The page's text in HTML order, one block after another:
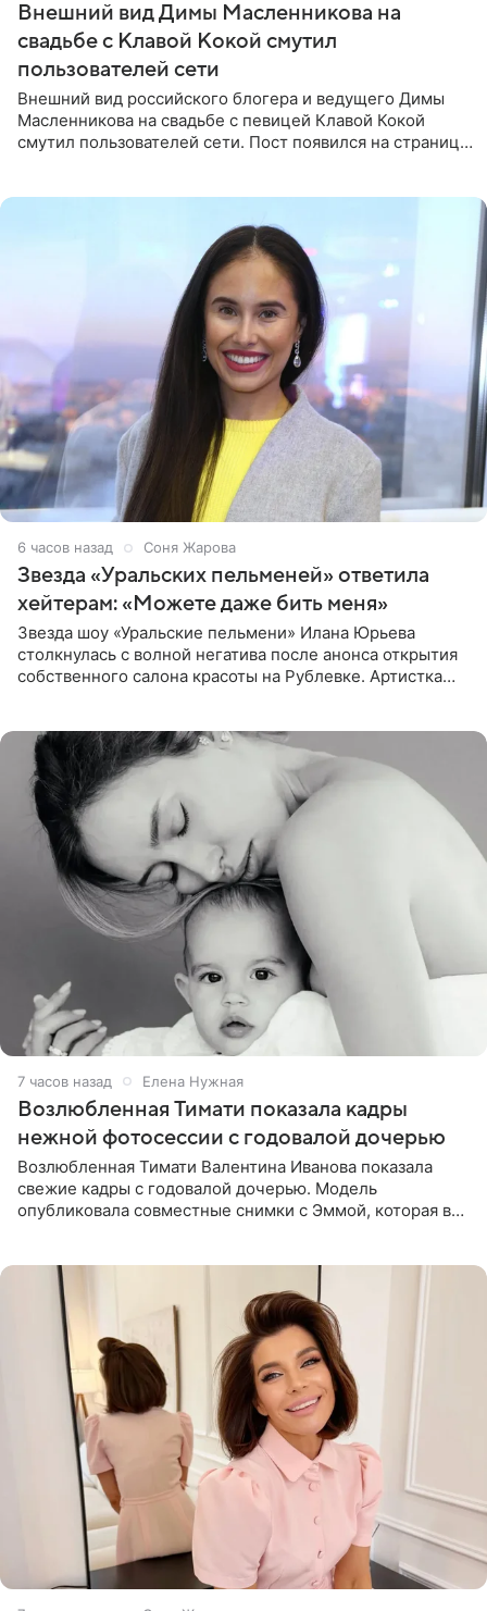
Внешний вид Димы Масленникова на
свадьбе с Клавой Кокой смутил
пользователей сети
Внешний вид российского блогера и ведущего Димы
Масленникова на свадьбе с певицей Клавой Кокой
смутил пользователей сети. Пост появился на странице
6 часов назад Соня Жарова
Звезда «Уральских пельменей» ответила
хейтерам: «Можете даже бить меня»
Звезда шоу «Уральские пельмени» Илана Юрьева
столкнулась с волной негатива после анонса открытия
собственного салона красоты на Рублевке. Артистка
7 часов назад Елена Нужная
Возлюбленная Тимати показала кадры
нежной фотосессии с годовалой дочерью
Возлюбленная Тимати Валентина Иванова показала
свежие кадры с годовалой дочерью. Модель
опубликовала совместные снимки с Эммой, которая в